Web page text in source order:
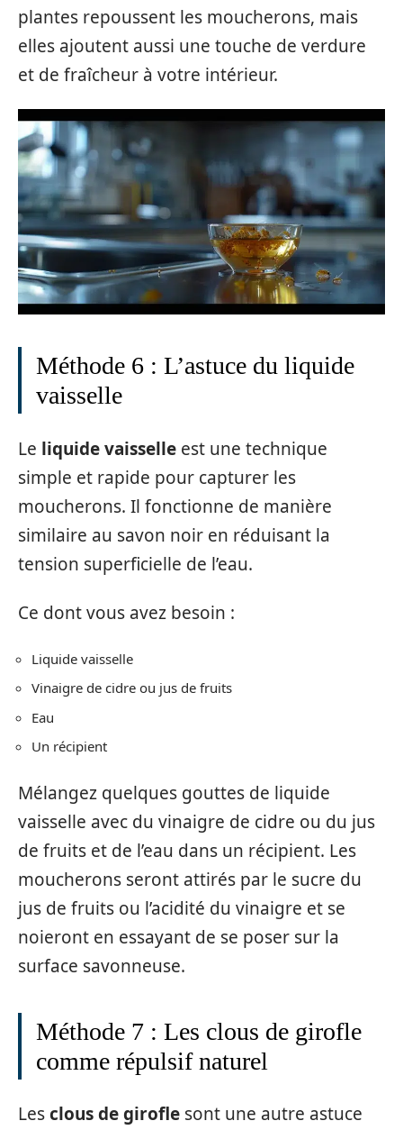
plantes repoussent les moucherons, mais
elles ajoutent aussi une touche de verdure
et de fraîcheur à votre intérieur.
Méthode 6 : L’astuce du liquide
vaisselle
Le liquide vaisselle est une technique
simple et rapide pour capturer les
moucherons. Il fonctionne de manière
similaire au savon noir en réduisant la
tension superficielle de l’eau.
Ce dont vous avez besoin :
Liquide vaisselle
Vinaigre de cidre ou jus de fruits
Eau
Un récipient
Mélangez quelques gouttes de liquide
vaisselle avec du vinaigre de cidre ou du jus
de fruits et de l’eau dans un récipient. Les
moucherons seront attirés par le sucre du
jus de fruits ou l’acidité du vinaigre et se
noieront en essayant de se poser sur la
surface savonneuse.
Méthode 7 : Les clous de girofle
comme répulsif naturel
Lesclous de girofle sont une autre astuce